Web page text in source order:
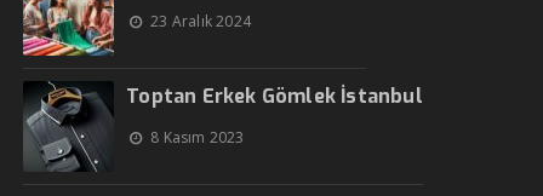
23 Aralık 2024
Toptan Erkek Gömlek İstanbul
8 Kasım 2023